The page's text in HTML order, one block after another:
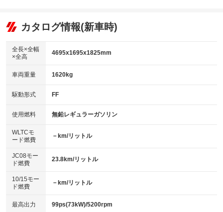
リフトアップ
：装備なし
：装備なし
パワーウィンドウ
アイドリングストップ
：装備なし
USB入力端子
：装備あり
100V電源
：装備なし
センターデフロック
：装備なし
電動格納ミラー
：装備あり
ビジュアル：-／DVD再生
：装備あり
：装備あり
革シート
キーレス
HID(キセノンライト)
：装備なし
バックカメラ
：装備あり
エアロ
：装備あり
：装備なし
パワーシート
ベンチシート
：装備なし
チップアップシート
：装備あり
カタログ情報(新車時)
全長×全幅
×全高
4695x1695x1825mm
車両重量 1620kg
駆動形式 FF
使用燃料 無鉛レギュラーガソリン
WLTCモ
ード燃費
－km/リットル
JC08モー
ド燃費
23.8km/リットル
10/15モー
ド燃費
－km/リットル
最高出力 99ps(73kW)/5200rpm